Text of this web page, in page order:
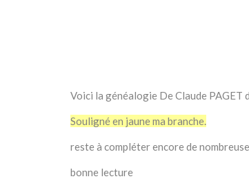
Voici la généalogie De Claude PAGET
Souligné en jaune ma branche.
reste à compléter encore de
bonne lecture